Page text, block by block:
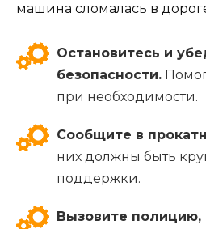
машина сломалась в
Остановитесь и
безопасности.
при необходимости.
Сообщите в
них должны быть
поддержки.
Вызовите полицию,